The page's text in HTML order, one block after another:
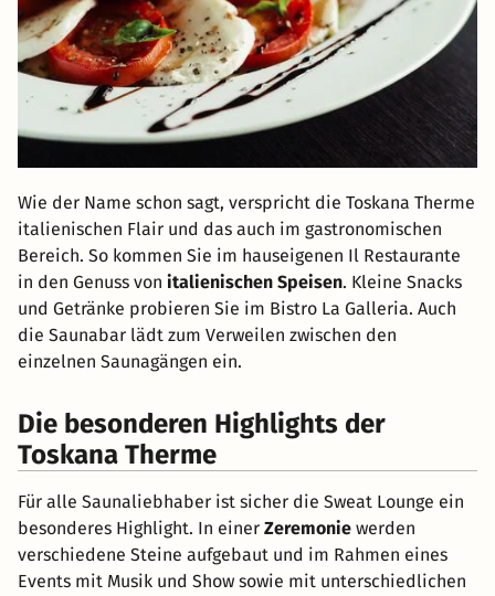
Wie der Name schon sagt, verspricht die Toskana Therme
italienischen Flair und das auch im gastronomischen
Bereich. So kommen Sie im hauseigenen Il Restaurante
in den Genuss von italienischen Speisen. Kleine Snacks
und Getränke probieren Sie im Bistro La Galleria. Auch
die Saunabar lädt zum Verweilen zwischen den
einzelnen Saunagängen ein.
Die besonderen Highlights der
Toskana Therme
Für alle Saunaliebhaber ist sicher die Sweat Lounge ein
besonderes Highlight. In einer Zeremonie werden
verschiedene Steine aufgebaut und im Rahmen eines
Events mit Musik und Show sowie mit unterschiedlichen